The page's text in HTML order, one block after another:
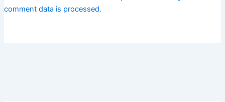
comment data is processed.